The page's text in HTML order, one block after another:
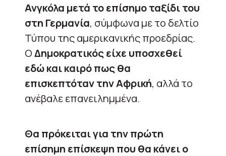
Ανγκόλα μετά το επίσημο ταξίδι του
στη Γερμανία, σύμφωνα με το δελτίο
Τύπου της αμερικανικής προεδρίας.
ΟΔημοκρατικός είχε υποσχεθεί
εδώ και καιρό πως θα
επισκεπτόταν την Αφρική, αλλά το
ανέβαλε επανειλημμένα.
Θα πρόκειται για την πρώτη
επίσημη επίσκεψη που θα κάνει ο